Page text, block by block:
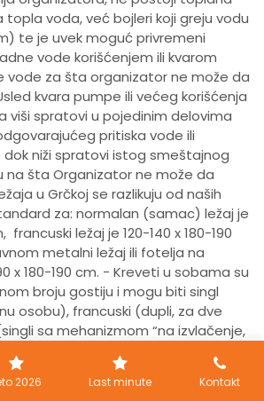
voda, već bojleri koji greju vodu
te je uvek moguć privremeni
vode korišćenjem ili kvarom
vode za šta organizator ne može da
kvara pumpe ili većeg korišćenja
viši spratovi u pojedinim delovima
pritiska vode ili
niži spratovi istog smeštajnog
na šta Organizator ne može da
u Grčkoj se razlikuju od naših
za: normalan (samac) ležaj je
francuski ležaj je 120-140 x 180-190
metalni ležaj ili fotelja na
x 180-190 cm. - Kreveti u sobama su
broju gostiju i mogu biti singl
osobu), francuski (dupli, za dve
sa mehanizmom “na izvlačenje,
u dva nivoa vertikalno, za dve
ili dve osobe)-sve standardni
2026 Last minute Kontakt